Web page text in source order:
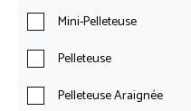
Mini-Pelleteuse
Pelleteuse
Pelleteuse Araignée